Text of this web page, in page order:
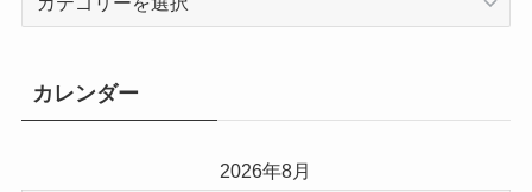
ー
カレンダー
2026年8月